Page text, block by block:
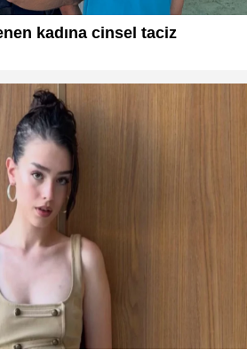
kadına cinsel taciz